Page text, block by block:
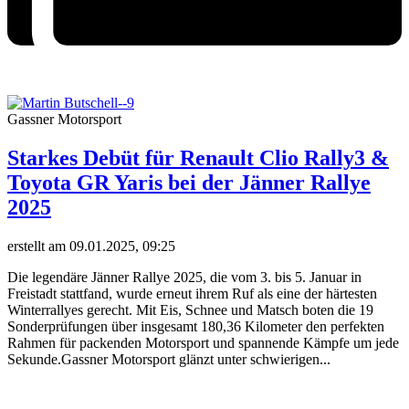
Gassner Motorsport
Starkes Debüt für Renault Clio Rally3 &
Toyota GR Yaris bei der Jänner Rallye
2025
erstellt am 09.01.2025, 09:25
Die legendäre Jänner Rallye 2025, die vom 3. bis 5. Januar in
Freistadt stattfand, wurde erneut ihrem Ruf als eine der härtesten
Winterrallyes gerecht. Mit Eis, Schnee und Matsch boten die 19
Sonderprüfungen über insgesamt 180,36 Kilometer den perfekten
Rahmen für packenden Motorsport und spannende Kämpfe um jede
Sekunde.Gassner Motorsport glänzt unter schwierigen...